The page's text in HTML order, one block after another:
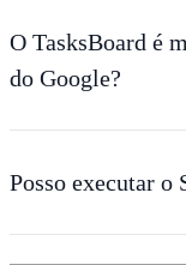
O TasksBoard é
do Google?
Posso executar o